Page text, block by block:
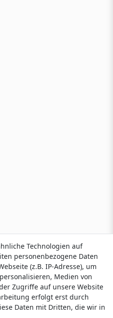
Technologien auf
personenbezogene Daten
(z.B. IP-Adresse), um
Medien von
Zugriffe auf unsere Website
erfolgt erst durch
Daten mit Dritten, die wir in
Technologien auf
personenbezogene Daten
(z.B. IP-Adresse), um
Medien von
Zugriffe auf unsere Website
erfolgt erst durch
Daten mit Dritten, die wir in